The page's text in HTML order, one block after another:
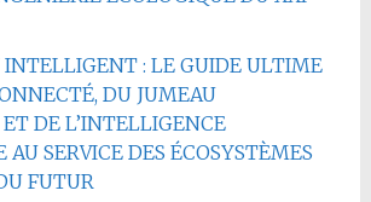
INTELLIGENT : LE GUIDE ULTIME
DU JUMEAU
DE L’INTELLIGENCE
SERVICE DES ÉCOSYSTÈMES
FUTUR